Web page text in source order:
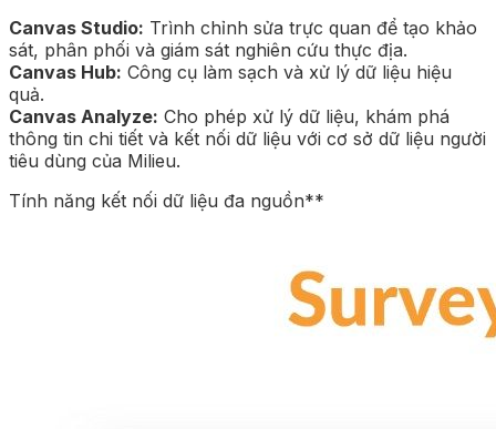
Canvas Studio: Trình chỉnh sửa trực quan để tạo khảo
sát, phân phối và giám sát nghiên cứu thực địa.
Canvas Hub: Công cụ làm sạch và xử lý dữ liệu hiệu
quả.
Canvas Analyze: Cho phép xử lý dữ liệu, khám phá
thông tin chi tiết và kết nối dữ liệu với cơ sở dữ liệu người
tiêu dùng của Milieu.
Tính năng kết nối dữ liệu đa nguồn**